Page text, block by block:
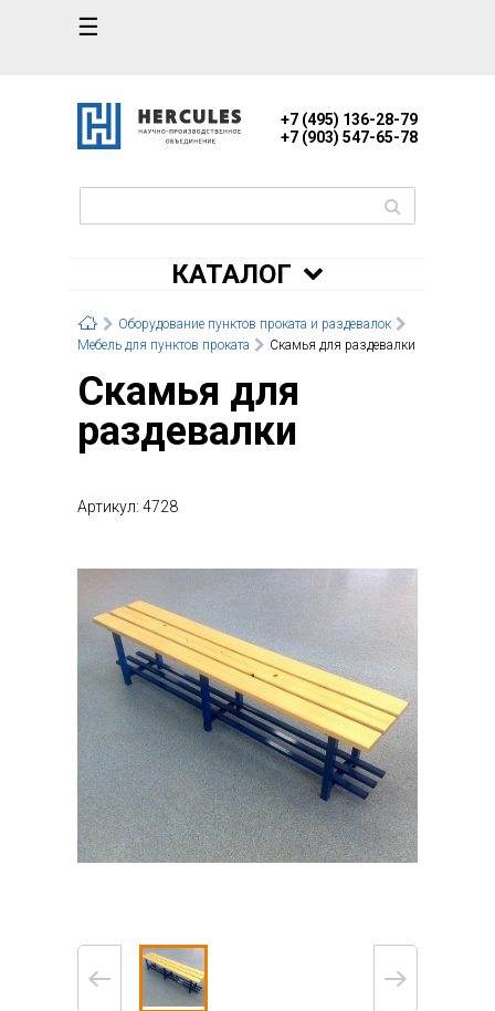
☰
+7 (495) 136-28-79
+7 (903) 547-65-78
КАТАЛОГ
Оборудование пунктов проката и раздевалок
Мебель для пунктов проката
Скамья для раздевалки
Скамья для
раздевалки
Артикул: 4728